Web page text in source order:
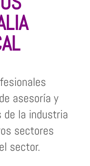
asesoría y
de la industria
sectores
sector.